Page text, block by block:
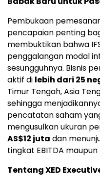
Pembukaan
pencapaian penting
membuktikan bahwa
penggalangan modal
sesungguhnya. Bisnis
aktif di lebih dari 25
Timur Tengah, Asia
sehingga
pencatatan saham
mengusulkan ukuran
AS$12 juta dan
tingkat EBITDA maupun
Tentang XED